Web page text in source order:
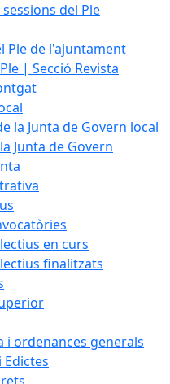
del Ple
Ple de l'ajuntament
| Secció Revista
la Junta de Govern local
Junta de Govern
en curs
finalitzats
i ordenances generals
Edictes